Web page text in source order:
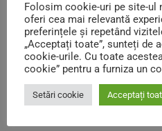
Mail
contact@salubrizare5.ro
comercial@salubrizare5.ro
Informații utile
Folosim cookie-uri pe site-ul
oferi cea mai relevantă
preferințele și repetând
„Acceptați toate”, sunteți de
cookie-urile. Cu toate
cookie” pentru a furniza un
Setări cookie Acceptați